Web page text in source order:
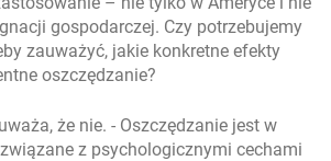
gospodarczej. Czy potrzebujemy
zauważyć, jakie konkretne efekty
oszczędzanie?
że nie. - Oszczędzanie jest w
z psychologicznymi cechami